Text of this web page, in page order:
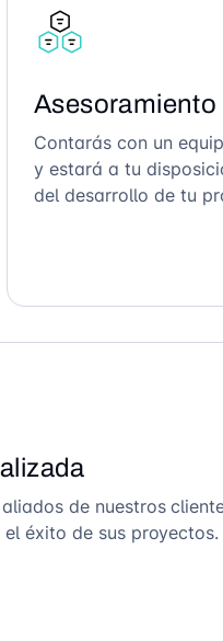
Asesoramiento
Contarás con un
y estará a tu
del desarrollo de tu
de nuestros
éxito de sus proyectos.